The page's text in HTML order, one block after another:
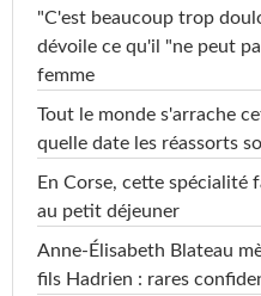
"C'est beaucoup trop
dévoile ce qu'il "ne peut
femme
Tout le monde s'arrache
quelle date les réassorts
En Corse, cette spécialité
au petit déjeuner
Anne-Élisabeth Blateau
fils Hadrien : rares